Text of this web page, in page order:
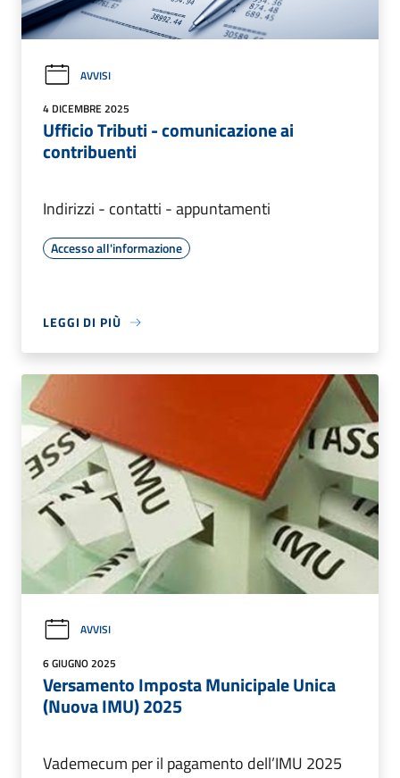
AVVISI
4 DICEMBRE 2025
Ufficio Tributi - comunicazione ai
contribuenti
Indirizzi - contatti - appuntamenti
Accesso all'informazione
LEGGI DI PIÙ
AVVISI
6 GIUGNO 2025
Versamento Imposta Municipale Unica
(Nuova IMU) 2025
Vademecum per il pagamento dell’IMU 2025